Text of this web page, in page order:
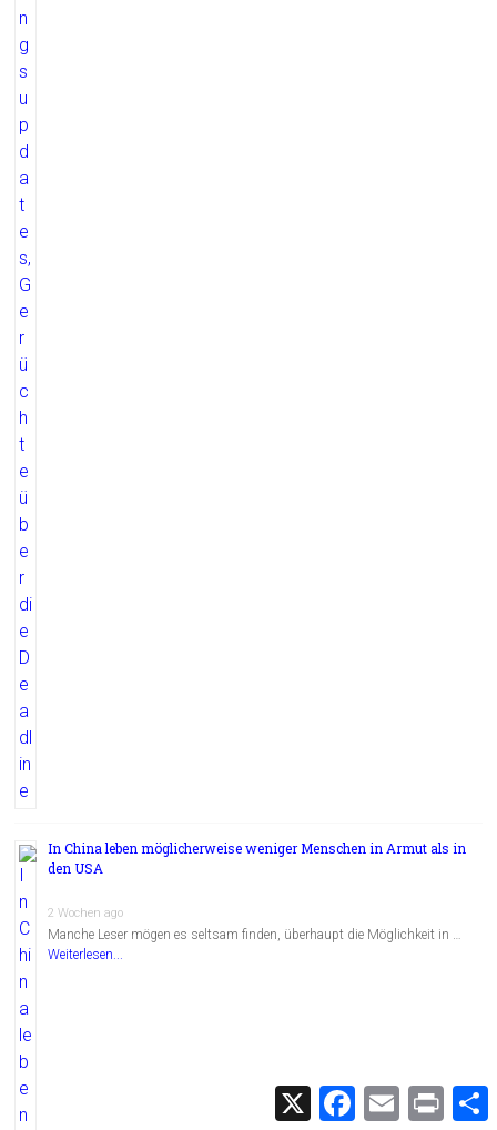
In China leben möglicherweise weniger Menschen in Armut als in
den USA
2 Wochen ago
Manche Leser mögen es seltsam finden, überhaupt die Möglichkeit in …
Weiterlesen...
X
F
E
m
P